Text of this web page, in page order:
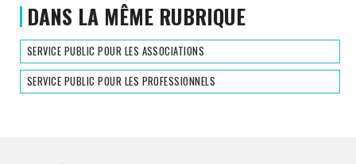
DANS LA MÊME RUBRIQUE
SERVICE PUBLIC POUR LES ASSOCIATIONS
SERVICE PUBLIC POUR LES PROFESSIONNELS